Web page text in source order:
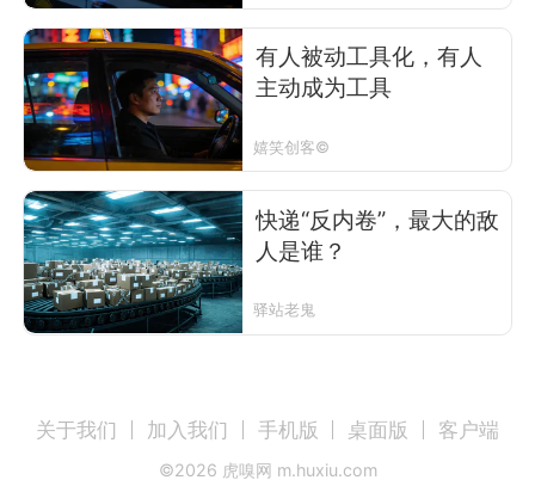
有人被动工具化，有人
主动成为工具
嬉笑创客©
快递“反内卷”，最大的敌
人是谁？
驿站老鬼
关于我们 加入我们 手机版 桌面版 客户端
©2026 虎嗅网 m.huxiu.com